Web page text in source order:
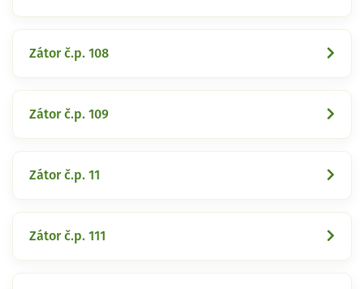
Zátor č.p. 108
Zátor č.p. 109
Zátor č.p. 11
Zátor č.p. 111